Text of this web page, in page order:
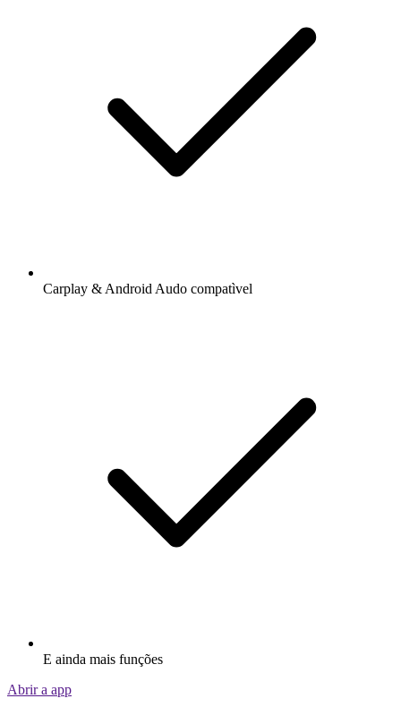
Carplay & Android Audo compatìvel
E ainda mais funções
Abrir a app